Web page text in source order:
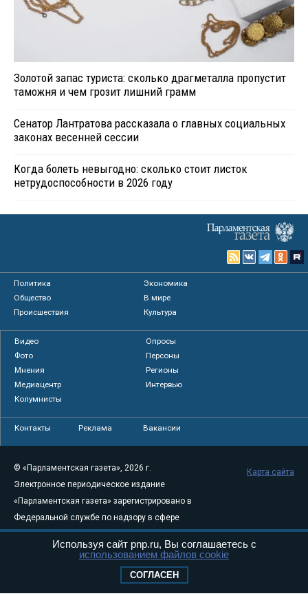
Золотой запас туриста: сколько драгметалла пропустит
таможня и чем грозит лишний грамм
Сенатор Лантратова рассказала о главных социальных
законах весенней сессии
Когда болеть невыгодно: сколько стоит листок
нетрудоспособности в 2026 году
Политика
Экономика
Общество
В мире
Происшествия
Культура
Видео
Опросы
Фото
Персоны
Мнения
Регионы
Медиацентр
Интервью
Колумнисты
Контакты Реклама Вакансии
© «Парламентская газета», 2026 г.
Электронное периодическое издание
«Парламентская газета» зарегистрировано в
Федеральной службе по надзору в сфере
связи, информационных технологий и
массовых коммуникаций (Роскомнадзор) 05
Свидетельство о регистрации Эл № ФС77-
Карта сайта
Используя сайт pnp.ru, Вы соглашаетесь с
использованием файлов cookie
СОГЛАСЕН